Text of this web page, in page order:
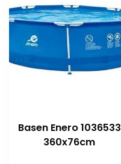
Basen Enero 1036533
360x76cm